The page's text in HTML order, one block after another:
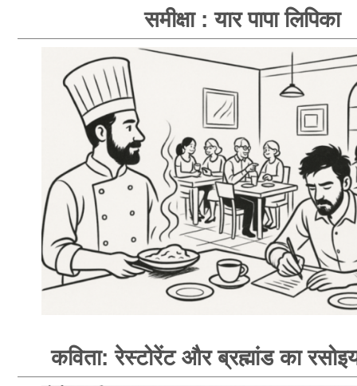
समीक्षा : यार पापा लिपिका
कविता: रेस्टोरेंट और ब्रह्मांड का